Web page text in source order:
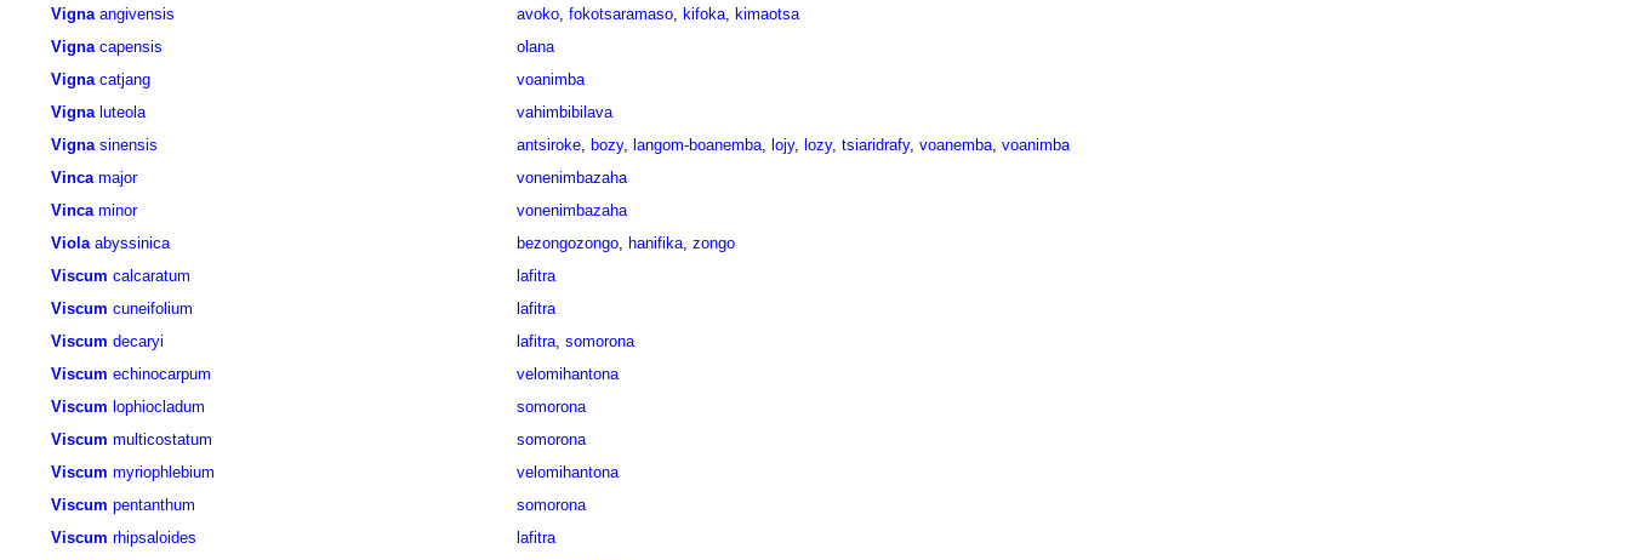
Vigna angivensis avoko, fokotsaramaso, kifoka, kimaotsa
Vigna capensis
olana
Vigna catjang
voanimba
Vigna luteola
vahimbibilava
Vigna sinensis antsiroke, bozy, langom-boanemba, lojy, lozy, tsiaridrafy, voanemba, voanimba
Vinca major
vonenimbazaha
Vinca minor
vonenimbazaha
Viola abyssinica bezongozongo, hanifika, zongo
Viscum calcaratum
lafitra
Viscum cuneifolium
lafitra
Viscum decaryi lafitra, somorona
Viscum echinocarpum
velomihantona
Viscum lophiocladum
somorona
Viscum multicostatum
somorona
Viscum myriophlebium
velomihantona
Viscum pentanthum
somorona
Viscum rhipsaloides
lafitra